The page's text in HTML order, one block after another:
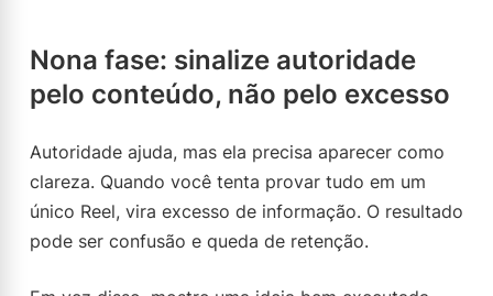
Nona fase: sinalize autoridade
pelo conteúdo, não pelo excesso
Autoridade ajuda, mas ela precisa aparecer como
clareza. Quando você tenta provar tudo em um
único Reel, vira excesso de informação. O resultado
pode ser confusão e queda de retenção.